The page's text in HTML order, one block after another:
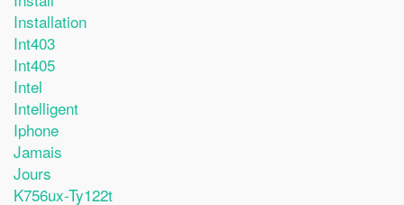
Installation
Int403
Int405
Intel
Intelligent
Iphone
Jamais
Jours
K756ux-Ty122t